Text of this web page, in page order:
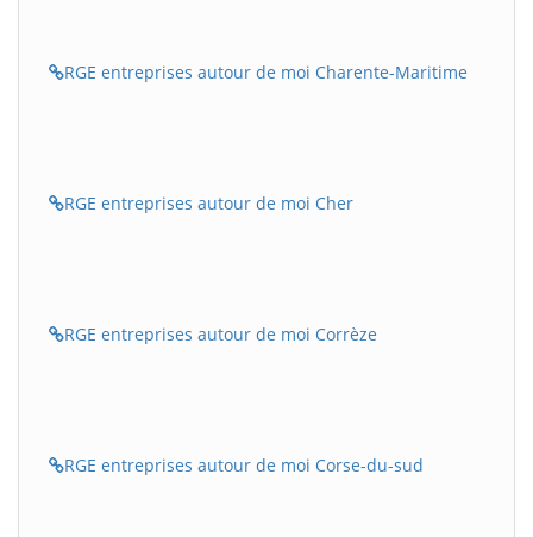
RGE entreprises autour de moi Charente-Maritime
RGE entreprises autour de moi Cher
RGE entreprises autour de moi Corrèze
RGE entreprises autour de moi Corse-du-sud